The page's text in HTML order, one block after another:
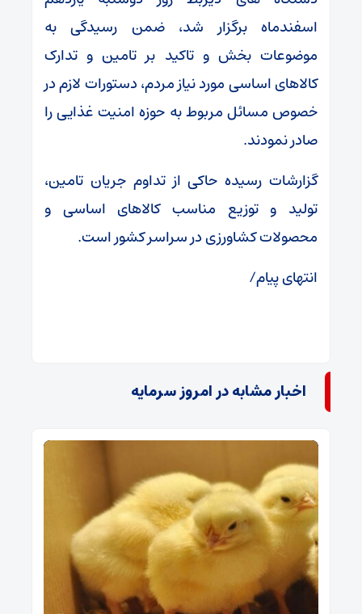
اسفندماه برگزار شد، ضمن رسیدگی به
موضوعات بخش و تاکید بر تامین و تدارک
کالاهای اساسی مورد نیاز مردم، دستورات لازم در
خصوص مسائل مربوط به حوزه امنیت غذایی را
صادر نمودند.
گزارشات رسیده حاکی از تداوم جریان تامین،
تولید و توزیع مناسب کالاهای اساسی و
محصولات کشاورزی در سراسر کشور است.
انتهای پیام/
اخبار مشابه در امروز سرمایه